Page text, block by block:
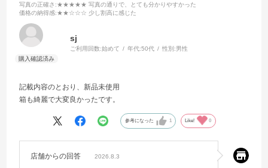
写真の正確さ :★★★★★ 写真の通りで、とても分かりやすかった
価格の納得感:★★☆☆☆ 少し割高に感じた
sj
ご利用回数:始めて 年代:50代 性別:男性
記載内容のとおり、新品未使用
箱も綺麗で大変良かったです。
参考になった 1 Like! 0
店舗からの回答 2026.8.3